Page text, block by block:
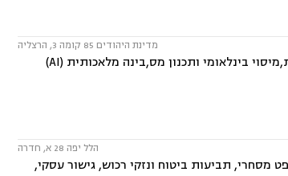
מדינת היהודים 85 קומה 3, הרצליה
המשרד עוסק בתחומים: מקרקעין ונדל"ן, קניין רוחני,חברות ושותפויות בינלאומיות, דיני חברות,מיסוי בינלאומי ותכנון מס,בינה מלאכותית (AI)
הלל יפה 28 א, חדרה
מסחרי, תביעות ביטוח ונזקי רכוש, גישור עסקי,